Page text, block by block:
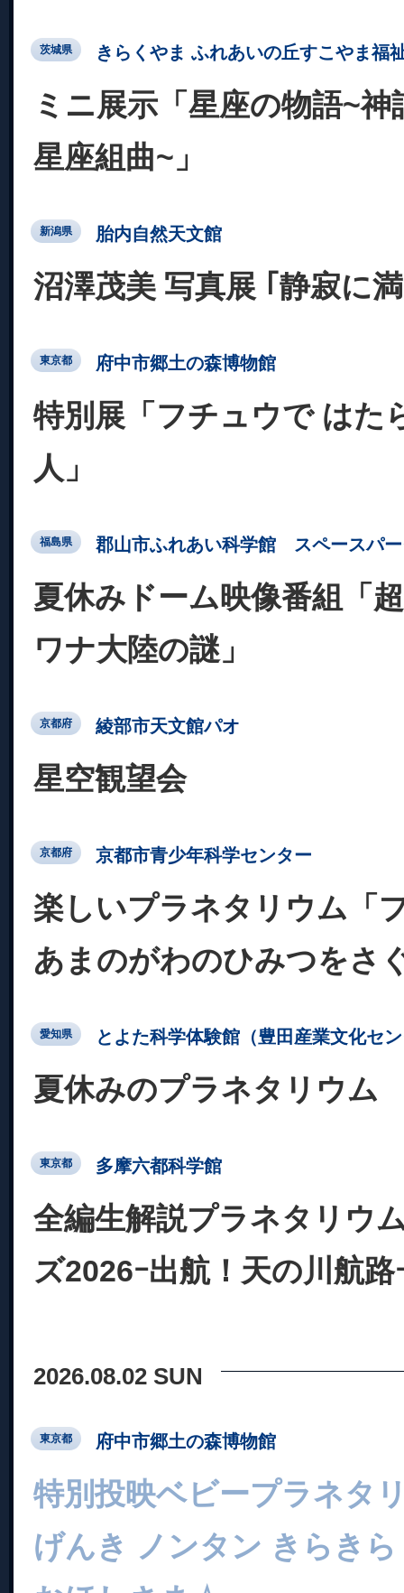
茨城県 きらくやま ふれあいの丘すこやま福
ミニ展示「星座の物語~
星座組曲~」
新潟県 胎内自然天文館
沼澤茂美 写真展 ｢静寂に
東京都 府中市郷土の森博物館
特別展「フチュウで はた
人」
福島県 郡山市ふれあい科学館 スペースパ
夏休みドーム映像番組「
ワナ大陸の謎」
京都府 綾部市天文館パオ
星空観望会
京都府 京都市青少年科学センター
楽しいプラネタリウム
あまのがわのひみつをさ
愛知県 とよた科学体験館（豊田産業文化セ
夏休みのプラネタリウム
東京都 多摩六都科学館
全編生解説プラネタリウ
ズ2026ｰ出航！天の川航路
2026.08.02 SUN
東京都 府中市郷土の森博物館
特別投映ベビープラネタ
げんき ノンタン きらき